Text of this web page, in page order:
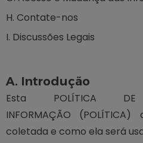
H. Contate-nos
I. Discussões Legais
A. Introdução
Esta POLÍTICA DE
INFORMAÇÃO
coletada e como ela será